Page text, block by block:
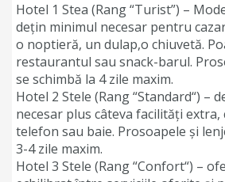
Hotel 1 Stea (Rang “Turist”) –
dețin minimul necesar pentru
o noptieră, un dulap,o chiuvetă.
restaurantul sau snack-barul.
se schimbă la 4 zile maxim.
Hotel 2 Stele (Rang “Standard“) –
necesar plus câteva facilități extra,
telefon sau baie. Prosoapele și
3-4 zile maxim.
Hotel 3 Stele (Rang “Confort“) –